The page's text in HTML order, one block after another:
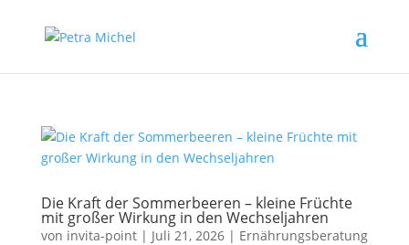
Die Kraft der Sommerbeeren – kleine Früchte
mit großer Wirkung in den Wechseljahren
von invita-point| Juli 21, 2026| Ernährungsberatung